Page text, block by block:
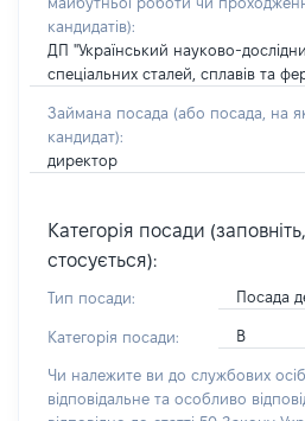
кандидатів):
ДП "Український науково-
спеціальних сталей, сплавів та
Займана посада (або посада, на
кандидат):
директор
Категорія посади
стосується):
Тип посади: Посада
Категорія посади: В
Чи належите ви до службових
відповідальне та особливо